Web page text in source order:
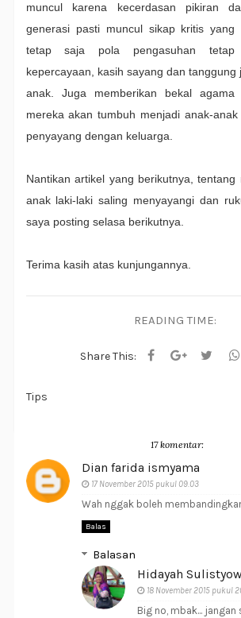
muncul karena kecerdasan pikiran
generasi pasti muncul sikap kritis yang
tetap saja pola pengasuhan tetap
kepercayaan, kasih sayang dan tanggung
anak. Juga memberikan bekal
mereka akan tumbuh menjadi anak-
penyayang dengan keluarga.
Nantikan artikel yang berikutnya, tentang
anak laki-laki saling menyayangi dan
saya posting selasa berikutnya.
Terima kasih atas kunjungannya.
READING TIME:
Share This:
Tips
17 komentar:
Dian farida ismyama
17 November 2015 pukul 09.03
Wah nggak boleh
Balas
Balasan
Hidayah
18 November 2015 pukul
Big no, mbak... jangan